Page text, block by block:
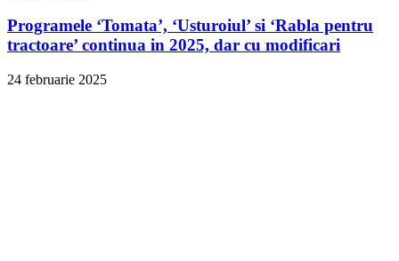
Programele ‘Tomata’, ‘Usturoiul’ si ‘Rabla pentru
tractoare’ continua in 2025, dar cu modificari
24 februarie 2025